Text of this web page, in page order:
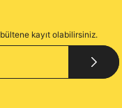
kayıt olabilirsiniz.